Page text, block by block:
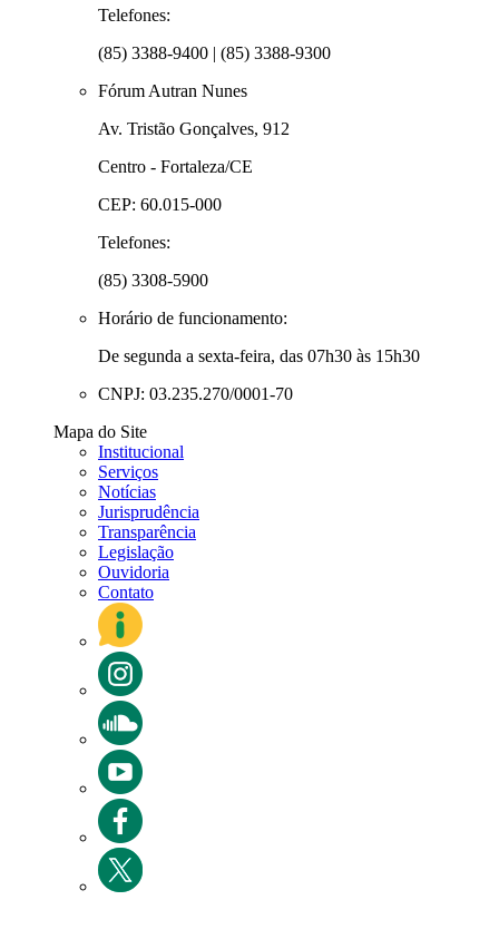
Telefones:
(85) 3388-9400 | (85) 3388-9300
Fórum Autran Nunes
Av. Tristão Gonçalves, 912
Centro - Fortaleza/CE
CEP: 60.015-000
Telefones:
(85) 3308-5900
Horário de funcionamento:
De segunda a sexta-feira, das 07h30 às 15h30
CNPJ: 03.235.270/0001-70
Mapa do Site
Institucional
Serviços
Notícias
Jurisprudência
Transparência
Legislação
Ouvidoria
Contato